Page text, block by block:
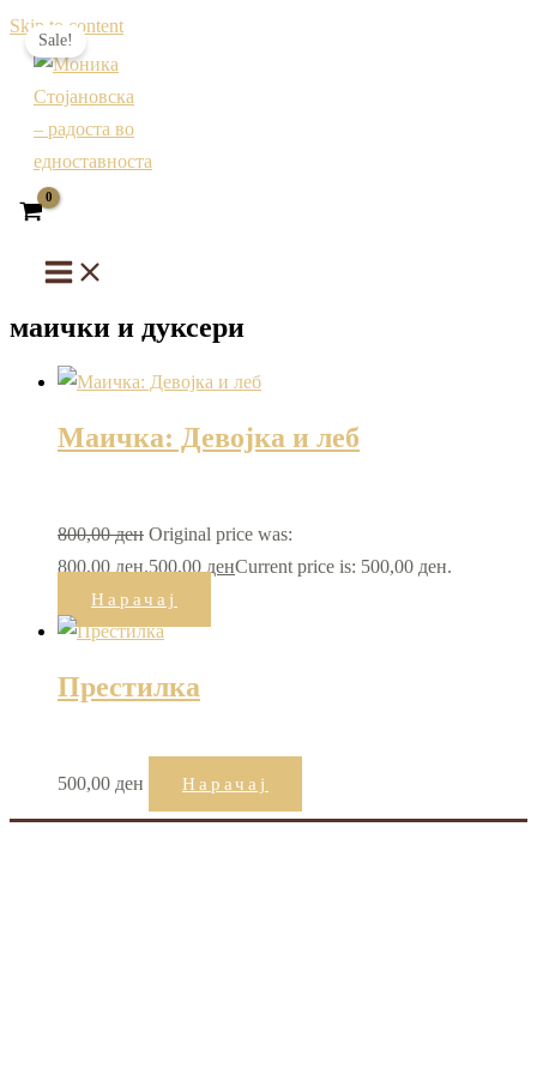
Skip to content
маички и дуксери
Sale!
Маичка: Девојка и леб
800,00ден Original price was:
800,00 ден.500,00 денCurrent price is: 500,00 ден.
Нарачај
Престилка
500,00 ден Нарачај